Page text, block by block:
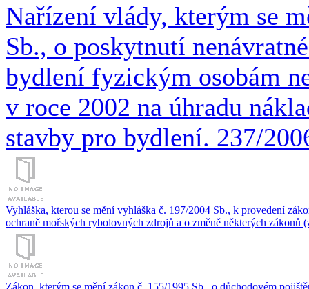
Nařízení vlády, kterým se
Sb., o poskytnutí
bydlení fyzickým osobám
v roce 2002 na úhradu
stavby pro bydlení. 237/
Vyhláška, kterou se mění vyhláška č. 197/2004 Sb., k provedení
ochraně mořských rybolovných zdrojů a o změně některých zákonů
Zákon, kterým se mění zákon č. 155/1995 Sb., o důchodovém